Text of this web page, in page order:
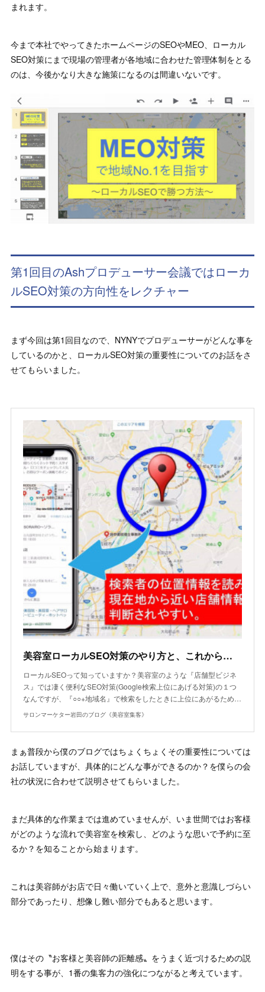
まれます。
今まで本社でやってきたホームページのSEOやMEO、ローカル
SEO対策にまで現場の管理者が各地域に合わせた管理体制をとる
のは、今後かなり大きな施策になるのは間違いないです。
第1回目のAshプロデューサー会議ではローカ
ルSEO対策の方向性をレクチャー
まず今回は第1回目なので、NYNYでプロデューサーがどんな事を
しているのかと、ローカルSEO対策の重要性についてのお話をさ
せてもらいました。
美容室ローカルSEO対策のやり方と、これからのGoogleとの付き合い方
ローカルSEOって知っていますか？美容室のような『店舗型ビジネ
ス』では凄く便利なSEO対策(Google検索上位にあげる対策)の１つ
なんですが、『○○+地域名』で検索をしたときに上位にあがるため…
サロンマーケター岩田のブログ《美容室集客》
まぁ普段から僕のブログではちょくちょくその重要性については
お話していますが、具体的にどんな事ができるのか？を僕らの会
社の状況に合わせて説明させてもらいました。
まだ具体的な作業までは進めていませんが、いま世間ではお客様
がどのような流れで美容室を検索し、どのような思いで予約に至
るか？を知ることから始まります。
これは美容師がお店で日々働いていく上で、意外と意識しづらい
部分であったり、想像し難い部分でもあると思います。
僕はその〝お客様と美容師の距離感〟をうまく近づけるための説
明をする事が、1番の集客力の強化につながると考えています。